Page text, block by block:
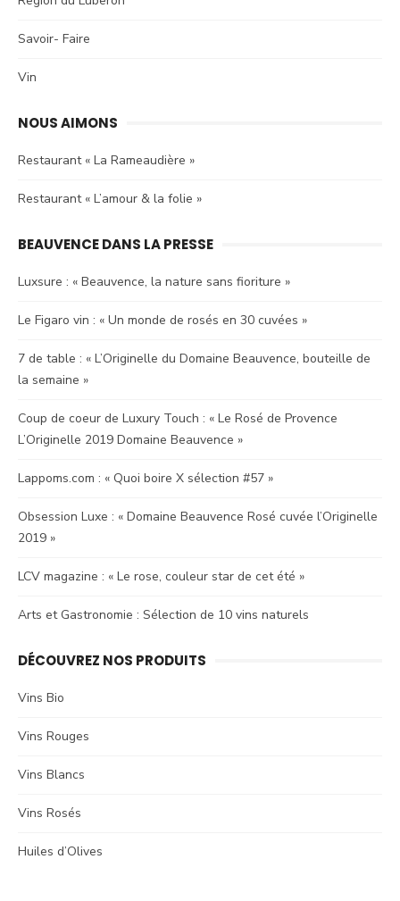
Savoir- Faire
Vin
NOUS AIMONS
Restaurant « La Rameaudière »
Restaurant « L’amour & la folie »
BEAUVENCE DANS LA PRESSE
Luxsure : « Beauvence, la nature sans fioriture »
Le Figaro vin : « Un monde de rosés en 30 cuvées »
7 de table : « L’Originelle du Domaine Beauvence, bouteille de
la semaine »
Coup de coeur de Luxury Touch : « Le Rosé de Provence
L’Originelle 2019 Domaine Beauvence »
Lappoms.com : « Quoi boire X sélection #57 »
Obsession Luxe : « Domaine Beauvence Rosé cuvée l’Originelle
2019 »
LCV magazine : « Le rose, couleur star de cet été »
Arts et Gastronomie : Sélection de 10 vins naturels
DÉCOUVREZ NOS PRODUITS
Vins Bio
Vins Rouges
Vins Blancs
Vins Rosés
Huiles d’Olives